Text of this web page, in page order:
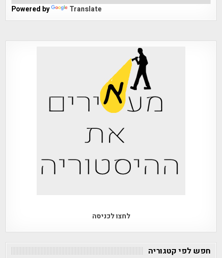
Powered by Translate
לחצו לכניסה
חפש לפי קטגוריה